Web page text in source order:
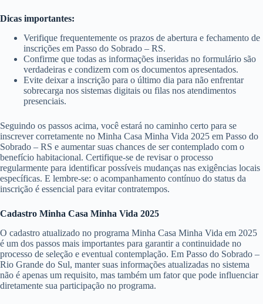
Dicas importantes:
Verifique frequentemente os prazos de abertura e fechamento de
inscrições em Passo do Sobrado – RS.
Confirme que todas as informações inseridas no formulário são
verdadeiras e condizem com os documentos apresentados.
Evite deixar a inscrição para o último dia para não enfrentar
sobrecarga nos sistemas digitais ou filas nos atendimentos
presenciais.
Seguindo os passos acima, você estará no caminho certo para se
inscrever corretamente no Minha Casa Minha Vida 2025 em Passo do
Sobrado – RS e aumentar suas chances de ser contemplado com o
benefício habitacional. Certifique-se de revisar o processo
regularmente para identificar possíveis mudanças nas exigências locais
específicas. E lembre-se: o acompanhamento contínuo do status da
inscrição é essencial para evitar contratempos.
Cadastro Minha Casa Minha Vida 2025
O cadastro atualizado no programa Minha Casa Minha Vida em 2025
é um dos passos mais importantes para garantir a continuidade no
processo de seleção e eventual contemplação. Em Passo do Sobrado –
Rio Grande do Sul, manter suas informações atualizadas no sistema
não é apenas um requisito, mas também um fator que pode influenciar
diretamente sua participação no programa.